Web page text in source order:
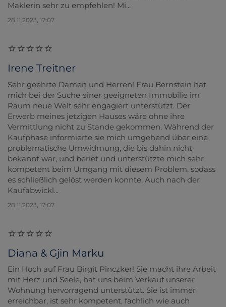
Maklerin sehr zu empfehlen! Mi...
28.11.2023, 17:07
Irene Treitner
Sehr geehrte Damen und Herren! Frau Bernstein hat
mich bei der Suche einer geeigneten Immobilie im
Raum neue Welt sehr engagiert unterstützt. Der
Erwerb meines jetzigen Hauses wäre ohne ihre
Vermittlung nicht zu Stande gekommen. Während der
Kaufphase informierte sie mich umgehend über eine
problematische Umwidmung, die bis dahin nicht
bekannt war, und beriet und unterstützte mich sehr
kompetent beim Umgang mit diesem Problem, sodass
es schließlich gelöst werden konnte. Auch nach der
Kaufabwickl...
28.11.2023, 17:07
Diana & Gjin Marku
Ein Hoch auf Frau Birgit Pinczker! Sie macht ihre Arbeit
mit Herz und Seele, hat uns beim Verkauf unserer
Wohnung hervorragend unterstützt. Sie ist immer
erreichbar, ist sehr kompetent, fachlich wie auch